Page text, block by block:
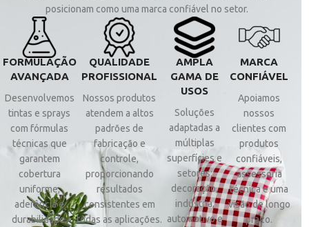
posicionam como uma marca confiável no setor.
FORMULAÇÃO
AVANÇADA
Desenvolvemos
tintas e sprays
com fórmulas
técnicas que
garantem
cobertura
uniforme,
aderência e
durabilidade.
QUALIDADE
PROFISSIONAL
Nossos produtos
atendem a altos
padrões de
fabricação e
controle,
proporcionando
resultados
consistentes em
todas as aplicações.
AMPLA
GAMA DE
USOS
Soluções
adaptadas a
múltiplas
superfícies e
setores:
decoração,
indústria,
automotivo e
MARCA
CONFIÁVEL
Apoiamos
nossos
clientes com
produtos
confiáveis,
assessoria
técnica e uma
visão de longo
prazo.